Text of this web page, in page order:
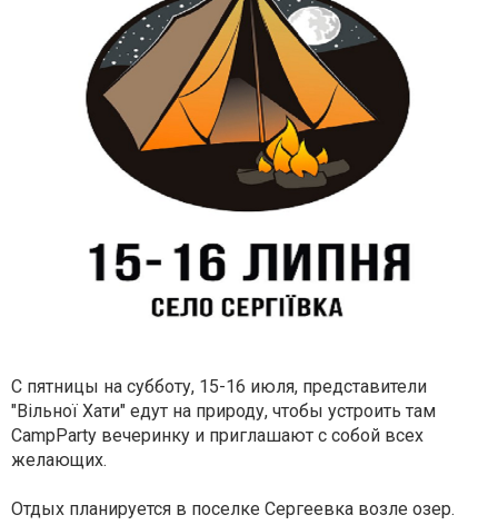
С пятницы на субботу, 15-16 июля, представители
"Вільної Хати" едут на природу, чтобы устроить там
CampParty вечеринку и приглашают с собой всех
желающих.
Отдых планируется в поселке Сергеевка возле озер.